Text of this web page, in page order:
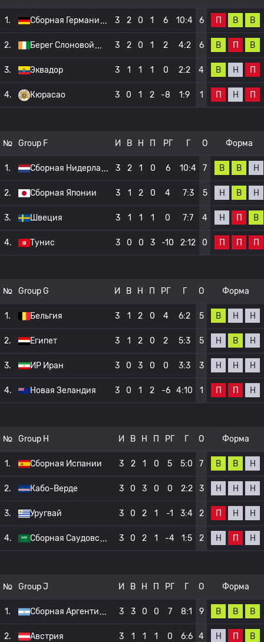
1. Сборная Германи 3 2 0 1 6 10:4 6 П В В
2. Берег Слоновой 3 2 0 1 2 4:2 6 В П В
3. Эквадор 3 1 1 1 0 2:2 4 В Н П
4. Кюрасао 3 0 1 2 -8 1:9 1 П Н П
№ Group F И В Н П РГ Г О Форма
1. Сборная Нидерла 3 2 1 0 6 10:4 7 В В Н
2. Сборная Японии 3 1 2 0 4 7:3 5 Н В Н
3. Швеция 3 1 1 1 0 7:7 4 Н П В
4. Тунис 3 0 0 3 -10 2:12 0 П П П
№ Group G И В Н П РГ Г О Форма
1. Бельгия 3 1 2 0 4 6:2 5 В Н Н
2. Египет 3 1 2 0 2 5:3 5 Н В Н
3. ИР Иран 3 0 3 0 0 3:3 3 Н Н Н
4. Новая Зеландия 3 0 1 2 -6 4:10 1 П П Н
№ Group H И В Н П РГ Г О Форма
1. Сборная Испании 3 2 1 0 5 5:0 7 В В Н
2. Кабо-Верде 3 0 3 0 0 2:2 3 Н Н Н
3. Уругвай 3 0 2 1 -1 3:4 2 П Н Н
4. Сборная Саудовс 3 0 2 1 -4 1:5 2 Н П Н
№ Group J И В Н П РГ Г О Форма
1. Сборная Аргенти 3 3 0 0 7 8:1 9 В В В
2. Австрия 3 1 1 1 0 6:6 4 Н П В